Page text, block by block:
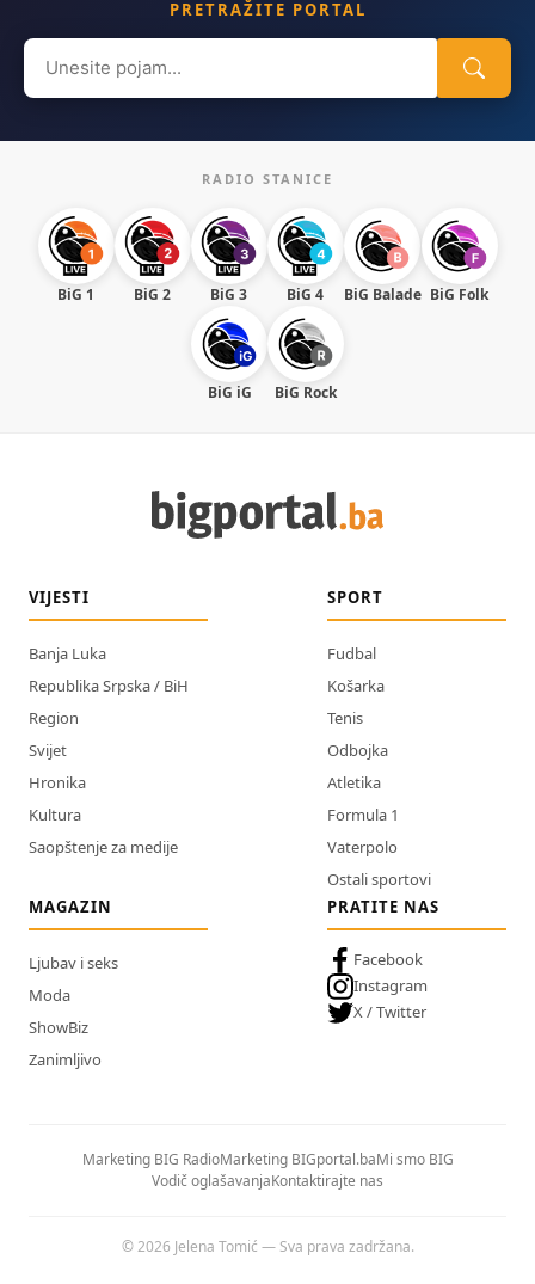
PRETRAŽITE PORTAL
Search
for:
RADIO STANICE
BiG 1 BiG 2 BiG 3 BiG 4 BiG Balade BiG Folk
BiG iG BiG Rock
VIJESTI
Banja Luka
Republika Srpska / BiH
Region
Svijet
Hronika
Kultura
Saopštenje za medije
SPORT
Fudbal
Košarka
Tenis
Odbojka
Atletika
Formula 1
Vaterpolo
Ostali sportovi
MAGAZIN
Ljubav i seks
Moda
ShowBiz
Zanimljivo
PRATITE NAS
Facebook
Instagram
X / Twitter
Marketing BIG RadioMarketing BIGportal.baMi smo BIG
Vodič oglašavanjaKontaktirajte nas
© 2026 Jelena Tomić — Sva prava zadržana.